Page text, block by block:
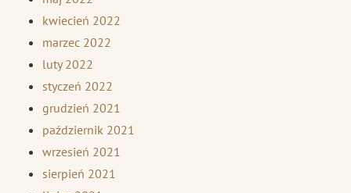
kwiecień 2022
marzec 2022
luty 2022
styczeń 2022
grudzień 2021
październik 2021
wrzesień 2021
sierpień 2021